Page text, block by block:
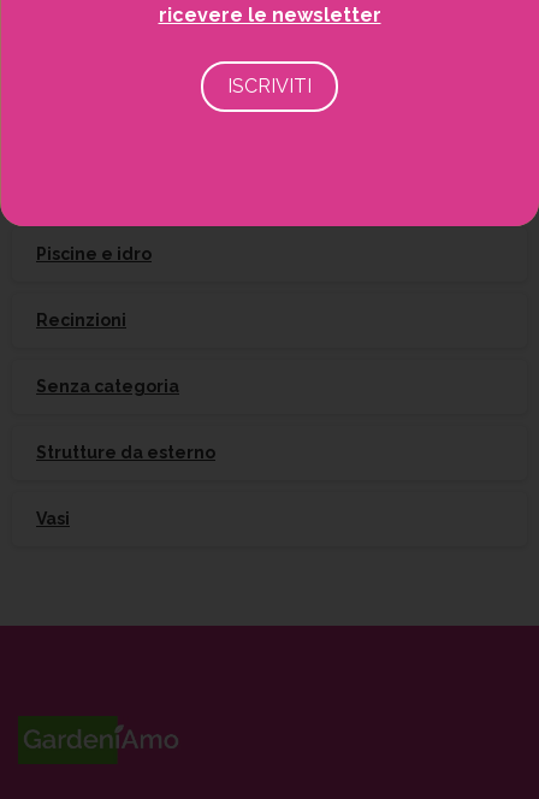
Piscine e idro
Recinzioni
Senza categoria
Strutture da esterno
Vasi
ricevere le newsletter